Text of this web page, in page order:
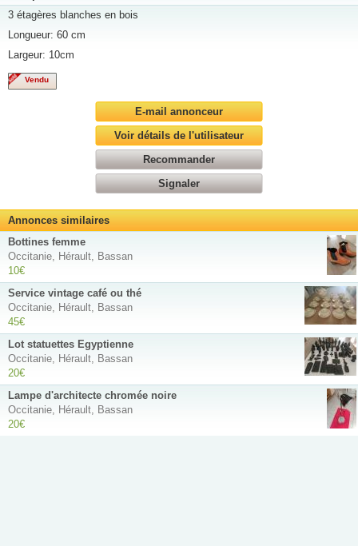
3 étagères blanches en bois
Longueur: 60 cm
Largeur: 10cm
Vendu
E-mail annonceur
Voir détails de l'utilisateur
Recommander
Signaler
Annonces similaires
Bottines femme
Occitanie, Hérault, Bassan
10€
Service vintage café ou thé
Occitanie, Hérault, Bassan
45€
Lot statuettes Egyptienne
Occitanie, Hérault, Bassan
20€
Lampe d'architecte chromée noire
Occitanie, Hérault, Bassan
20€